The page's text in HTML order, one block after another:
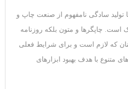
تولید سادگی نامفهوم از صنعت چاپ و
است. چاپگرها و متون بلکه روزنامه
که لازم است و برای شرایط فعلی
متنوع با هدف بهبود ابزارهای